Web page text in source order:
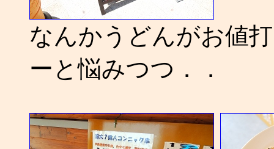
なんかうどんがお値
ーと悩みつつ．．